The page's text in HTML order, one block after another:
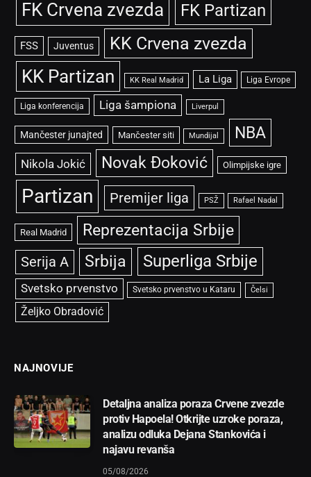
FK Crvena zvezda FK Partizan
FSS Juventus KK Crvena zvezda
KK Partizan KK Real Madrid La Liga Liga Evrope
Liga konferencija Liga šampiona Liverpul
Mančester junajted Mančester siti Mundijal NBA
Nikola Jokić Novak Đoković Olimpijske igre
Partizan Premijer liga PSŽ Rafael Nadal
Real Madrid Reprezentacija Srbije
Serija A Srbija Superliga Srbije
Svetsko prvenstvo Svetsko prvenstvo u Kataru Čelsi
Željko Obradović
NAJNOVIJE
Detaljna analiza poraza Crvene zvezde
protiv Hapoela! Otkrijte uzroke poraza,
analizu odluka Dejana Stankovića i
najavu revanša
05/08/2026